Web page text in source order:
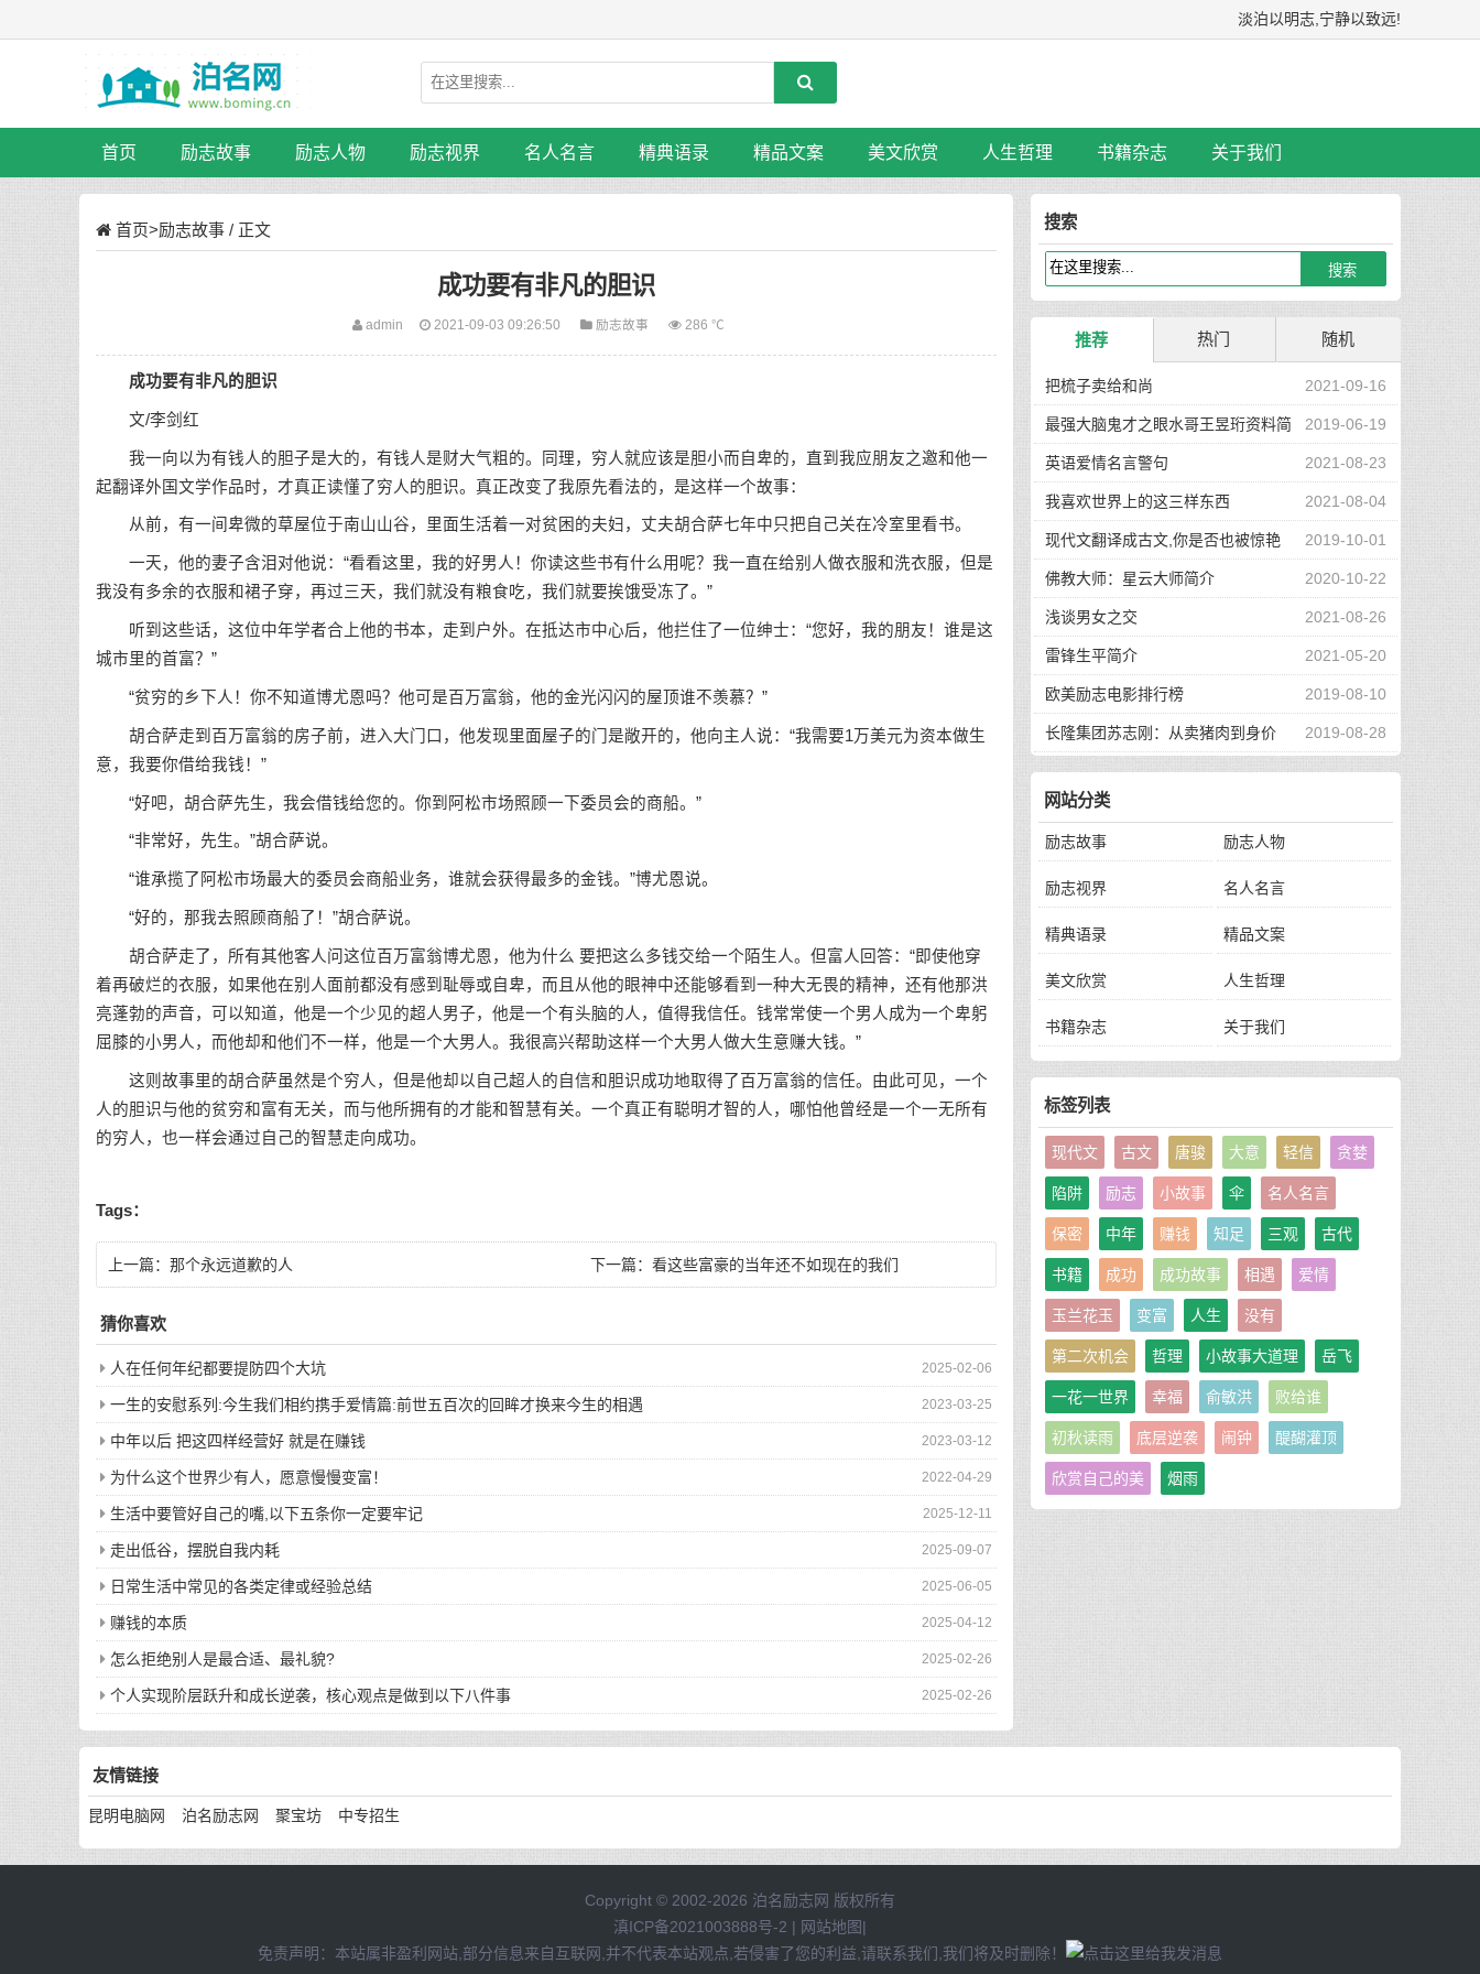
淡泊以明志,宁静以致远!
首页 励志故事 励志人物 励志视界 名人名言 精典语录 精品文案 美文欣赏 人生哲理 书籍杂志 关于我们
首页>励志故事 / 正文
成功要有非凡的胆识
admin 2021-09-03 09:26:50 励志故事 286 ℃
成功要有非凡的胆识
文/李剑红
我一向以为有钱人的胆子是大的，有钱人是财大气粗的。同理，穷人就应该是胆小而自卑的，直到我应朋友之邀和他一
起翻译外国文学作品时，才真正读懂了穷人的胆识。真正改变了我原先看法的，是这样一个故事：
从前，有一间卑微的草屋位于南山山谷，里面生活着一对贫困的夫妇，丈夫胡合萨七年中只把自己关在冷室里看书。
一天，他的妻子含泪对他说：“看看这里，我的好男人！你读这些书有什么用呢？我一直在给别人做衣服和洗衣服，但是
我没有多余的衣服和裙子穿，再过三天，我们就没有粮食吃，我们就要挨饿受冻了。”
听到这些话，这位中年学者合上他的书本，走到户外。在抵达市中心后，他拦住了一位绅士：“您好，我的朋友！谁是这
城市里的首富？”
“贫穷的乡下人！你不知道博尤恩吗？他可是百万富翁，他的金光闪闪的屋顶谁不羡慕？”
胡合萨走到百万富翁的房子前，进入大门口，他发现里面屋子的门是敞开的，他向主人说：“我需要1万美元为资本做生
意，我要你借给我钱！”
“好吧，胡合萨先生，我会借钱给您的。你到阿松市场照顾一下委员会的商船。”
“非常好，先生。”胡合萨说。
“谁承揽了阿松市场最大的委员会商船业务，谁就会获得最多的金钱。”博尤恩说。
“好的，那我去照顾商船了！”胡合萨说。
胡合萨走了，所有其他客人问这位百万富翁博尤恩，他为什么 要把这么多钱交给一个陌生人。但富人回答：“即使他穿
着再破烂的衣服，如果他在别人面前都没有感到耻辱或自卑，而且从他的眼神中还能够看到一种大无畏的精神，还有他那洪
亮蓬勃的声音，可以知道，他是一个少见的超人男子，他是一个有头脑的人，值得我信任。钱常常使一个男人成为一个卑躬
屈膝的小男人，而他却和他们不一样，他是一个大男人。我很高兴帮助这样一个大男人做大生意赚大钱。”
这则故事里的胡合萨虽然是个穷人，但是他却以自己超人的自信和胆识成功地取得了百万富翁的信任。由此可见，一个
人的胆识与他的贫穷和富有无关，而与他所拥有的才能和智慧有关。一个真正有聪明才智的人，哪怕他曾经是一个一无所有
的穷人，也一样会通过自己的智慧走向成功。
Tags：
上一篇： 那个永远道歉的人 下一篇：看这些富豪的当年还不如现在的我们
猜你喜欢
2025-02-06
人在任何年纪都要提防四个大坑
2023-03-25
一生的安慰系列:今生我们相约携手爱情篇:前世五百次的回眸才换来今生的相遇
2023-03-12
中年以后 把这四样经营好 就是在赚钱
2022-04-29
为什么这个世界少有人，愿意慢慢变富！
2025-12-11
生活中要管好自己的嘴,以下五条你一定要牢记
2025-09-07
走出低谷，摆脱自我内耗
2025-06-05
日常生活中常见的各类定律或经验总结
2025-04-12
赚钱的本质
2025-02-26
怎么拒绝别人是最合适、最礼貌?
2025-02-26
个人实现阶层跃升和成长逆袭，核心观点是做到以下八件事
搜索
推荐 热门 随机
2021-09-16
把梳子卖给和尚
2019-06-19
最强大脑鬼才之眼水哥王昱珩资料简
介 2021-08-23
英语爱情名言警句
2021-08-04
我喜欢世界上的这三样东西
2019-10-01
现代文翻译成古文,你是否也被惊艳
到了 2020-10-22
佛教大师：星云大师简介
2021-08-26
浅谈男女之交
2021-05-20
雷锋生平简介
2019-08-10
欧美励志电影排行榜
2019-08-28
长隆集团苏志刚：从卖猪肉到身价
130亿，他的秘诀是？
网站分类
励志故事 励志人物
励志视界 名人名言
精典语录 精品文案
美文欣赏 人生哲理
书籍杂志 关于我们
标签列表
现代文 古文 唐骏 大意 轻信 贪婪
陷阱 励志 小故事 伞 名人名言
保密 中年 赚钱 知足 三观 古代
书籍 成功 成功故事 相遇 爱情
玉兰花玉 变富 人生 没有
第二次机会 哲理 小故事大道理 岳飞
一花一世界 幸福 俞敏洪 败给谁
初秋读雨 底层逆袭 闹钟 醍醐灌顶
欣赏自己的美 烟雨
友情链接
昆明电脑网 泊名励志网 聚宝坊 中专招生
Copyright © 2002-2026 泊名励志网 版权所有
滇ICP备2021003888号-2 | 网站地图|
免责声明：本站属非盈利网站,部分信息来自互联网,并不代表本站观点,若侵害了您的利益,请联系我们,我们将及时删除！